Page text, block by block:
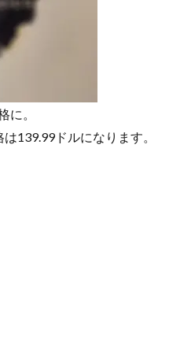
に。
139.99ドルになります。